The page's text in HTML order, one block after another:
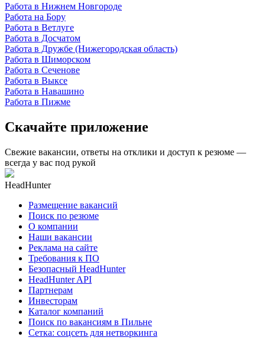
Работа в Нижнем Новгороде
Работа на Бору
Работа в Ветлуге
Работа в Досчатом
Работа в Дружбе (Нижегородская область)
Работа в Шиморском
Работа в Сеченове
Работа в Выксе
Работа в Навашино
Работа в Пижме
Скачайте приложение
Свежие вакансии, ответы на отклики и доступ к резюме —
всегда у вас под рукой
HeadHunter
Размещение вакансий
Поиск по резюме
О компании
Наши вакансии
Реклама на сайте
Требования к ПО
Безопасный HeadHunter
HeadHunter API
Партнерам
Инвесторам
Каталог компаний
Поиск по вакансиям в Пильне
Сетка: соцсеть для нетворкинга